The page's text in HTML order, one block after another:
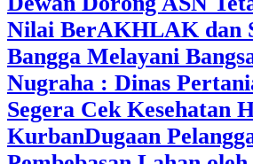
Nilai BerAKHLAK dan
Bangga Melayani
Nugraha : Dinas
Segera Cek Kesehatan
KurbanDugaan